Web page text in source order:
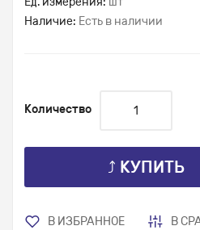
Наличие: Есть в наличии
Количество
⤴ КУПИТЬ
В ИЗБРАННОЕ В